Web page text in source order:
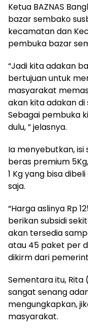
Ketua BAZNAS
bazar sembako
kecamatan dan
pembuka bazar
“Jadi kita adakan
bertujuan untuk
masyarakat
akan kita adakan
Sebagai pembuka
dulu, ” jelasnya.
Ia menyebutkan,
beras premium
1 Kg yang bisa
saja.
“Harga aslinya Rp
berikan subsidi
akan tersedia
atau 45 paket per
dikirm dari
Sementara itu,
sangat senang
mengungkapkan,
masyarakat.